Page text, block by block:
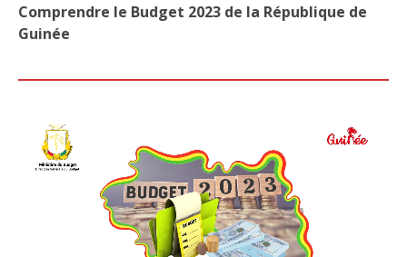
Comprendre le Budget 2023 de la République de
Guinée